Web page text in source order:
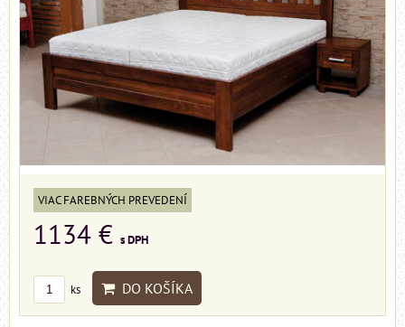
VIAC FAREBNÝCH PREVEDENÍ
1134 € s DPH
ks DO KOŠÍKA